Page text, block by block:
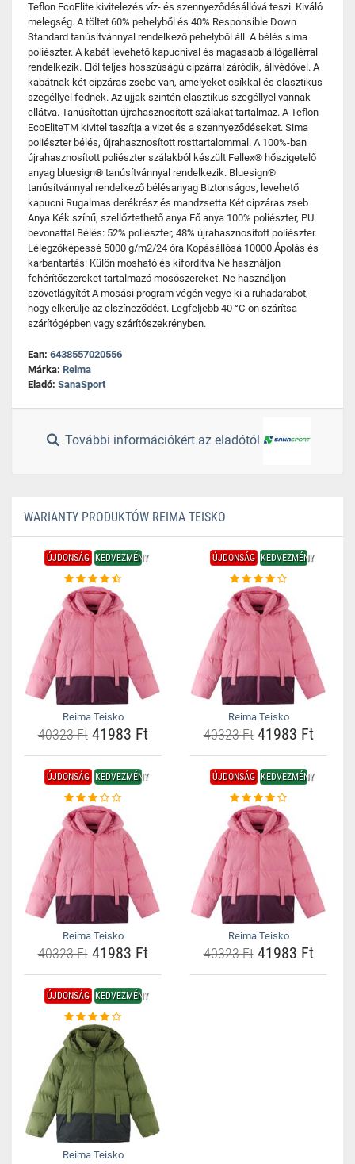
Teflon EcoElite kivitelezés víz- és szennyeződésállóvá teszi. Kiváló
melegség. A töltet 60% pehelyből és 40% Responsible Down
Standard tanúsítvánnyal rendelkező pehelyből áll. A bélés sima
poliészter. A kabát levehető kapucnival és magasabb állógallérral
rendelkezik. Elöl teljes hosszúságú cipzárral záródik, állvédővel. A
kabátnak két cipzáras zsebe van, amelyeket csíkkal és elasztikus
szegéllyel fednek. Az ujjak szintén elasztikus szegéllyel vannak
ellátva. Tanúsítottan újrahasznosított szálakat tartalmaz. A Teflon
EcoEliteTM kivitel taszítja a vizet és a szennyeződéseket. Sima
poliészter bélés, újrahasznosított rosttartalommal. A 100%-ban
újrahasznosított poliészter szálakból készült Fellex® hőszigetelő
anyag bluesign® tanúsítvánnyal rendelkezik. Bluesign®
tanúsítvánnyal rendelkező bélésanyag Biztonságos, levehető
kapucni Rugalmas derékrész és mandzsetta Két cipzáras zseb
Anya Kék színű, szellőztethető anya Fő anya 100% poliészter, PU
bevonattal Bélés: 52% poliészter, 48% újrahasznosított poliészter.
Lélegzőképessé 5000 g/m2/24 óra Kopásállósá 10000 Ápolás és
karbantartás: Külön mosható és kifordítva Ne használjon
fehérítőszereket tartalmazó mosószereket. Ne használjon
szövetlágyítót A mosási program végén vegye ki a ruhadarabot,
hogy elkerülje az elszíneződést. Legfeljebb 40 °C-on szárítsa
szárítógépben vagy szárítószekrényben.
Ean: 6438557020556
Márka: Reima
Eladó: SanaSport
További információkért az eladótól
WARIANTY PRODUKTÓW REIMA TEISKO
ÚJDONSÁG KEDVEZMÉNY
Reima Teisko
40323 Ft41983 Ft
ÚJDONSÁG KEDVEZMÉNY
Reima Teisko
40323 Ft41983 Ft
ÚJDONSÁG KEDVEZMÉNY
Reima Teisko
40323 Ft41983 Ft
ÚJDONSÁG KEDVEZMÉNY
Reima Teisko
40323 Ft41983 Ft
ÚJDONSÁG KEDVEZMÉNY
Reima Teisko